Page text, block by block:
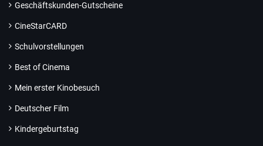
Geschäftskunden-Gutscheine
CineStarCARD
Schulvorstellungen
Best of Cinema
Mein erster Kinobesuch
Deutscher Film
Kindergeburtstag